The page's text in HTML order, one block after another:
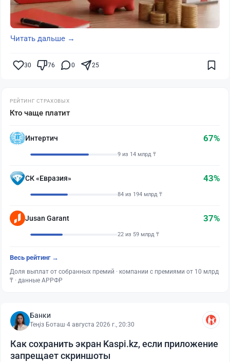
Читать дальше →
30 76 0 25
РЕЙТИНГ СТРАХОВЫХ
Кто чаще платит
Интертич 67%
9 из 14 млрд ₸
СК «Евразия» 43%
84 из 194 млрд ₸
Jusan Garant 37%
22 из 59 млрд ₸
Весь рейтинг →
Доля выплат от собранных премий · компании с премиями от 10 млрд
₸ · данные АРРФР
Банки
Теңіз Боташ·4 августа 2026 г., 20:30
Как сохранить экран Kaspi.kz, если приложение
запрещает скриншоты